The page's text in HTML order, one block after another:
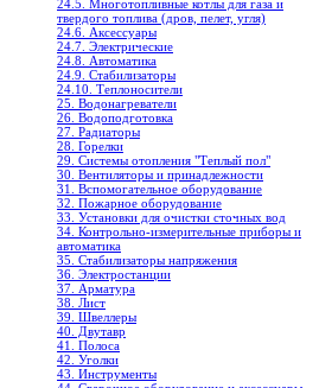
24.5. Многотопливные котлы для газа и
твердого топлива (дров, пелет, угля)
24.6. Аксессуары
24.7. Электрические
24.8. Автоматика
24.9. Стабилизаторы
24.10. Теплоносители
25. Водонагреватели
26. Водоподготовка
27. Радиаторы
28. Горелки
29. Системы отопления "Теплый пол"
30. Вентиляторы и принадлежности
31. Вспомогательное оборудование
32. Пожарное оборудование
33. Установки для очистки сточных вод
34. Контрольно-измерительные приборы и
автоматика
35. Стабилизаторы напряжения
36. Электростанции
37. Арматура
38. Лист
39. Швеллеры
40. Двутавр
41. Полоса
42. Уголки
43. Инструменты